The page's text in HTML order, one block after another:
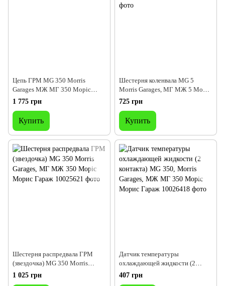
Цепь ГРМ MG 350 Morris
Garages МЖ МГ 350 Моріс
Морис Гараж
1 775 грн
Купить
Шестерня коленвала MG 5
Morris Garages, МГ МЖ 5 Моріс
Морис Гараж
725 грн
Купить
Шестерня распредвала ГРМ
(звездочка) MG 350 Morris
Garages, МГ МЖ 350 Моріс
Морис Гараж
1 025 грн
Датчик температуры
охлаждающей жидкости (2
контакта) MG 350, Morris
Garages, МЖ МГ 350 Моріс
407 грн